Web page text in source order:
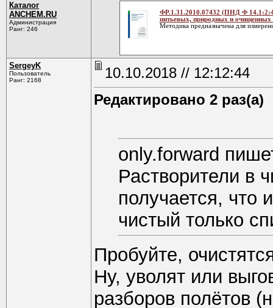
Каталог
ANCHEM.RU
Администрация
Ранг: 246
ФР.1.31.2010.07432 (ПНД Ф
питьевых, природных и
Методика предназначена для
SergeyK
Пользователь
Ранг: 2168
10.10.2018 // 12:12:44
Редактировано 2 раз(а)
only.forward
Растворители в
получается, что
чистый только
Пробуйте,
Ну, уволят или
разборов полётов